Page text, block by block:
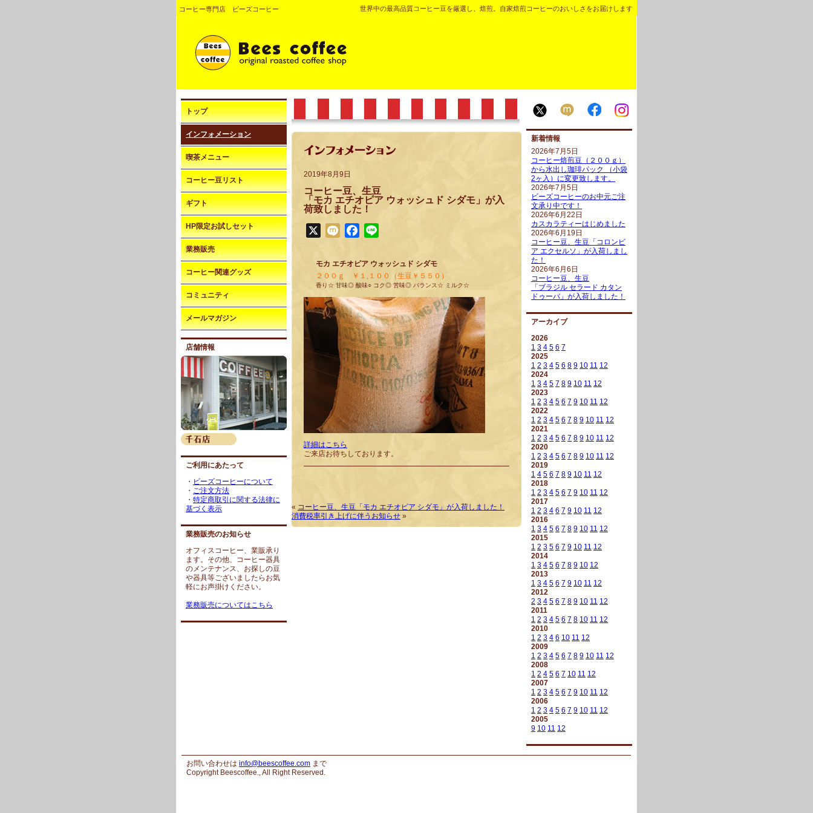
コーヒー専門店 ビーズコーヒー 世界中の最高品質コーヒー豆を厳選し、焙煎。自家焙煎コーヒーのおいしさをお届けします
トップ
インフォメーション
喫茶メニュー
コーヒー豆リスト
ギフト
HP限定お試しセット
業務販売
コーヒー関連グッズ
コミュニティ
メールマガジン
店舗情報
ご利用にあたって
・ ビーズコーヒーについて
・ ご注文方法
・ 特定商取引に関する法律に
基づく表示
業務販売のお知らせ
オフィスコーヒー、業販承り
ます。その他、コーヒー器具
のメンテナンス、お探しの豆
や器具等ございましたらお気
軽にお声掛けください。
業務販売についてはこちら
2019年8月9日
コーヒー豆、生豆
「モカ エチオピア ウォッシュド シダモ」が入
荷致しました！
Mixi Facebook
モカ エチオピア ウォッシュド シダモ
２００ｇ ￥１,１００（生豆￥５５０）
香り☆ 甘味◎ 酸味○ コク◎ 苦味◎ バランス☆ ミルク☆
詳細はこちら
ご来店お待ちしております。
« コーヒー豆、生豆「モカ エチオピア シダモ」が入荷しました！
消費税率引き上げに伴うお知らせ »
新着情報
2026年7月5日
コーヒー焙煎豆（２００ｇ）
から水出し珈琲パック （小袋
2ヶ入）に変更致します。
2026年7月5日
ビーズコーヒーのお中元ご注
文承り中です！
2026年6月22日
カスカラティーはじめました
2026年6月19日
コーヒー豆、生豆「コロンビ
ア エクセルソ」が入荷しまし
た！
2026年6月6日
コーヒー豆、生豆
「ブラジル セラード カタン
ドゥーバ」が入荷しました！
アーカイブ
2026
1 3 4 5 6 7
2025
1 2 3 4 5 6 8 9 10 11 12
2024
1 3 4 5 7 8 9 10 11 12
2023
1 2 3 4 5 6 7 9 10 11 12
2022
1 2 3 4 5 6 7 8 9 10 11 12
2021
1 2 3 4 5 6 7 8 9 10 11 12
2020
1 2 3 4 5 6 7 8 9 10 11 12
2019
1 4 5 6 7 8 9 10 11 12
2018
1 2 3 4 5 6 7 9 10 11 12
2017
1 2 3 4 6 7 9 10 11 12
2016
1 3 4 5 6 7 8 9 10 11 12
2015
1 2 3 5 6 7 9 10 11 12
2014
1 3 4 5 6 7 8 9 10 12
2013
1 3 4 5 6 7 9 10 11 12
2012
2 3 4 5 6 7 8 9 10 11 12
2011
1 2 3 4 5 6 7 8 10 11 12
2010
1 2 3 4 6 10 11 12
2009
1 2 3 4 5 6 7 8 9 10 11 12
2008
1 2 4 5 6 7 10 11 12
2007
1 2 3 4 5 6 7 9 10 11 12
2006
1 2 3 4 5 6 7 9 10 11 12
2005
9 10 11 12
お問い合わせは info@beescoffee.com まで
Copyright Beescoffee., All Right Reserved.